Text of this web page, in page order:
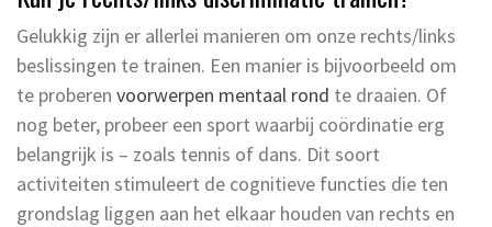
Gelukkig zijn er allerlei manieren om onze rechts/links
beslissingen te trainen. Een manier is bijvoorbeeld om
te proberen voorwerpen mentaal rond te draaien. Of
nog beter, probeer een sport waarbij coördinatie erg
belangrijk is – zoals tennis of dans. Dit soort
activiteiten stimuleert de cognitieve functies die ten
grondslag liggen aan het elkaar houden van rechts en